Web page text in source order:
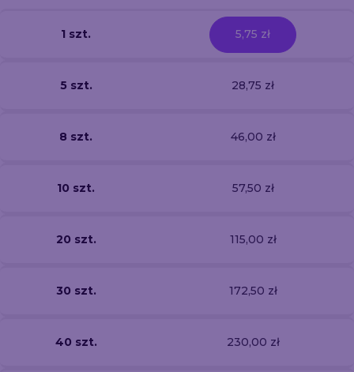
1 szt. 5,75 zł
5 szt. 28,75 zł
8 szt. 46,00 zł
10 szt. 57,50 zł
20 szt. 115,00 zł
30 szt. 172,50 zł
40 szt. 230,00 zł